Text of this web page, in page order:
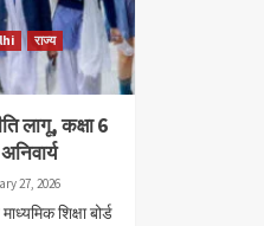
राज्य
लागू, कक्षा 6
27, 2026
शिक्षा बोर्ड